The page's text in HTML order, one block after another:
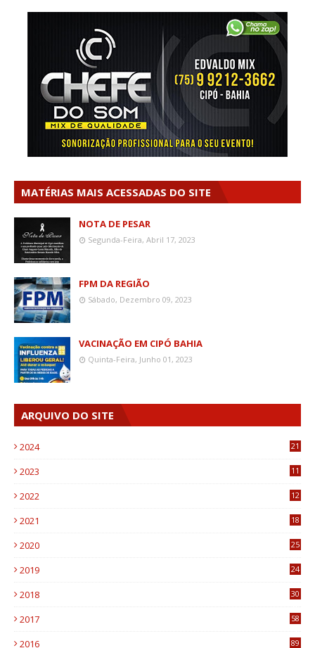
MATÉRIAS MAIS ACESSADAS DO SITE
NOTA DE PESAR
Segunda-Feira, Abril 17, 2023
FPM DA REGIÃO
Sábado, Dezembro 09, 2023
VACINAÇÃO EM CIPÓ BAHIA
Quinta-Feira, Junho 01, 2023
ARQUIVO DO SITE
2024 21
2023
11
2022
12
2021
18
2020
25
2019
24
2018
30
2017
58
2016 89